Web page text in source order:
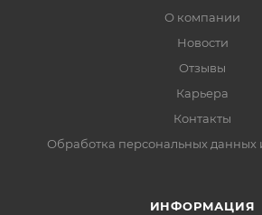
О компании
Новости
Отзывы
Карьера
Контакты
Обработка персональных данных
ИНФОРМАЦИЯ